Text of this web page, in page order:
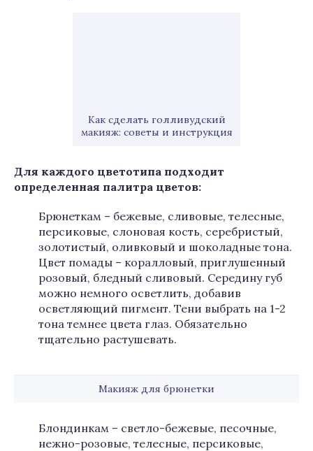
Как сделать голливудский
макияж: советы и инструкция
Для каждого цветотипа подходит
определенная палитра цветов:
Брюнеткам – бежевые, сливовые, телесные,
персиковые, слоновая кость, серебристый,
золотистый, оливковый и шоколадные тона.
Цвет помады – коралловый, приглушенный
розовый, бледный сливовый. Середину губ
можно немного осветлить, добавив
осветляющий пигмент. Тени выбрать на 1-2
тона темнее цвета глаз. Обязательно
тщательно растушевать.
Макияж для брюнетки
Блондинкам – светло-бежевые, песочные,
нежно-розовые, телесные, персиковые,